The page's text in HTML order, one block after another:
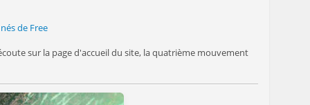
de Free
sur la page d'accueil du site, la quatrième mouvement